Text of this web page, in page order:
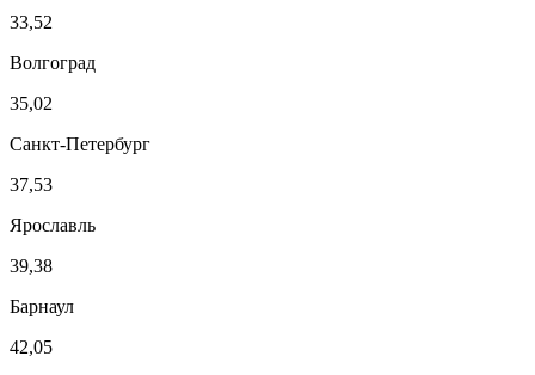
33,52
Волгоград
35,02
Санкт-Петербург
37,53
Ярославль
39,38
Барнаул
42,05